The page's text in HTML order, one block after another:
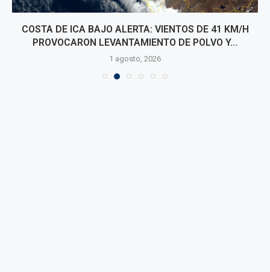
COSTA DE ICA BAJO ALERTA: VIENTOS DE 41 KM/H
PROVOCARON LEVANTAMIENTO DE POLVO Y...
1 agosto, 2026